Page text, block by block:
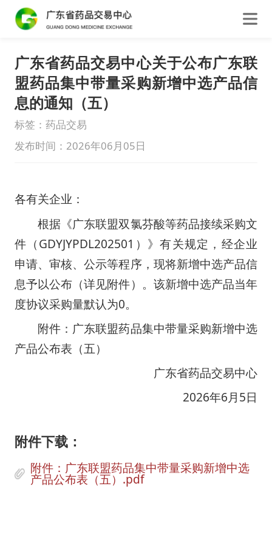
广东省药品交易中心关于公布广东联
盟药品集中带量采购新增中选产品信
息的通知（五）
标签：药品交易
发布时间：2026年06月05日
各有关企业：
根据《广东联盟双氯芬酸等药品接续采购文
件（GDYJYPDL202501）》有关规定，经企业
申请、审核、公示等程序，现将新增中选产品信
息予以公布（详见附件）。该新增中选产品当年
度协议采购量默认为0。
附件：广东联盟药品集中带量采购新增中选
产品公布表（五）
广东省药品交易中心
2026年6月5日
附件下载：
附件：广东联盟药品集中带量采购新增中选
产品公布表（五）.pdf